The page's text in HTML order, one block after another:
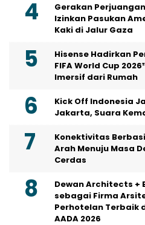
Gerakan
Izinkan Pasukan
Kaki di Jalur Gaza
Hisense Hadirkan
FIFA World Cup
Imersif dari Rumah
Kick Off Indonesia
Jakarta, Suara
Konektivitas
Arah Menuju Masa
Cerdas
Dewan Architects +
sebagai Firma
Perhotelan Terbaik
AADA 2026